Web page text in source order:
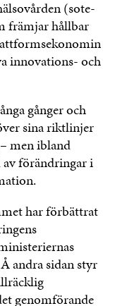
(sote-
främjar hållbar
innovations- och
gånger och
sina riktlinjer
men ibland
förändringar i
har förbättrat
andra sidan styr
genomförande